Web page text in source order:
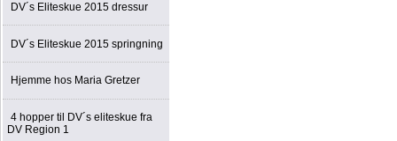
DV´s Eliteskue 2015 dressur
DV´s Eliteskue 2015 springning
Hjemme hos Maria Gretzer
4 hopper til DV´s eliteskue fra
DV Region 1